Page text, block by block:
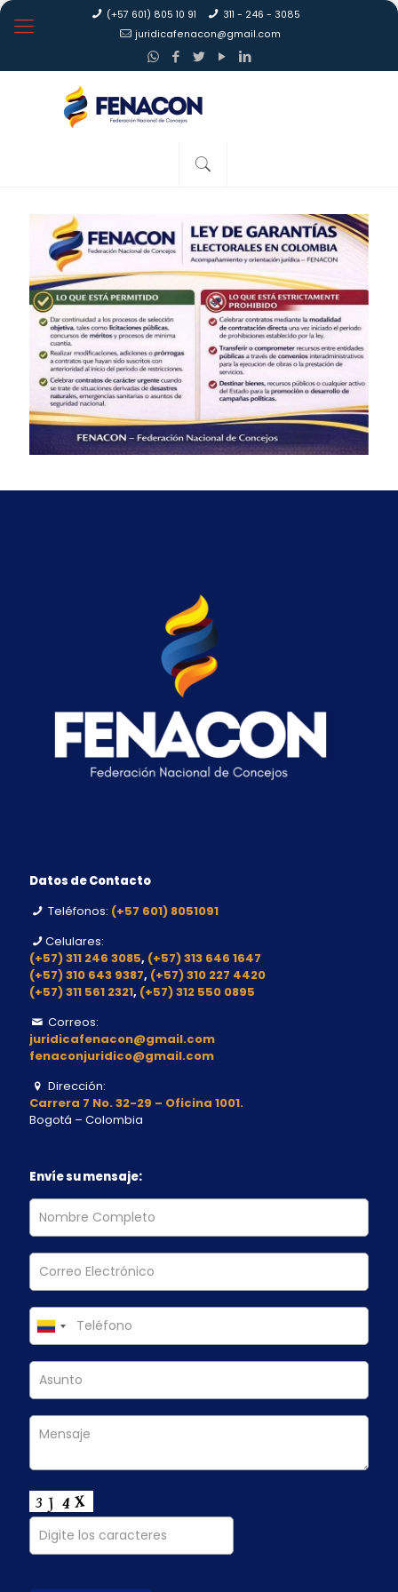
(+57 601) 805 10 91
311 - 246 - 3085
juridicafenacon@gmail.com
Datos de Contacto
Teléfonos: (+57 601) 8051091
Celulares:
(+57) 311 246 3085, (+57) 313 646 1647
(+57) 310 643 9387, (+57) 310 227 4420
(+57) 311 561 2321, (+57) 312 550 0895
Correos:
juridicafenacon@gmail.com
fenaconjuridico@gmail.com
Dirección:
Carrera 7 No. 32-29 – Oficina 1001.
Bogotá – Colombia
Envíe su mensaje: